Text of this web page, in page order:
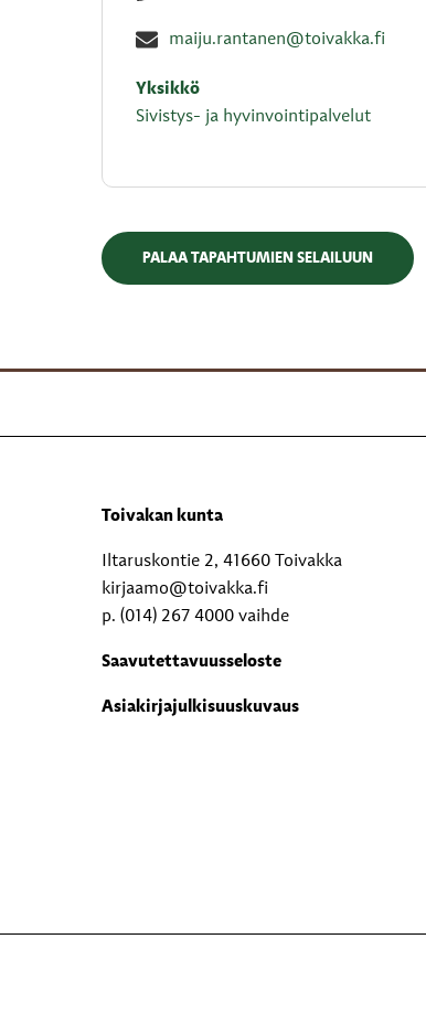
maiju.rantanen@toivakka.fi
Yksikkö
Sivistys- ja hyvinvointipalvelut
PALAA TAPAHTUMIEN SELAILUUN
Toivakan kunta
Iltaruskontie 2, 41660 Toivakka
kirjaamo@toivakka.fi
p. (014) 267 4000 vaihde
Saavutettavuusseloste
Asiakirjajulkisuuskuvaus